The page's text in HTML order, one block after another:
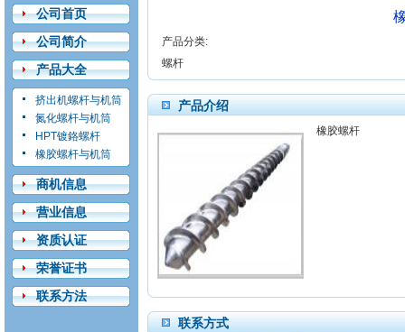
公司首页
公司简介
产品大全
挤出机螺杆与机筒
氮化螺杆与机筒
HPT镀鉻螺杆
橡胶螺杆与机筒
商机信息
营业信息
资质认证
荣誉证书
联系方法
产品分类:
螺杆
产品介绍
橡胶螺杆
联系方式